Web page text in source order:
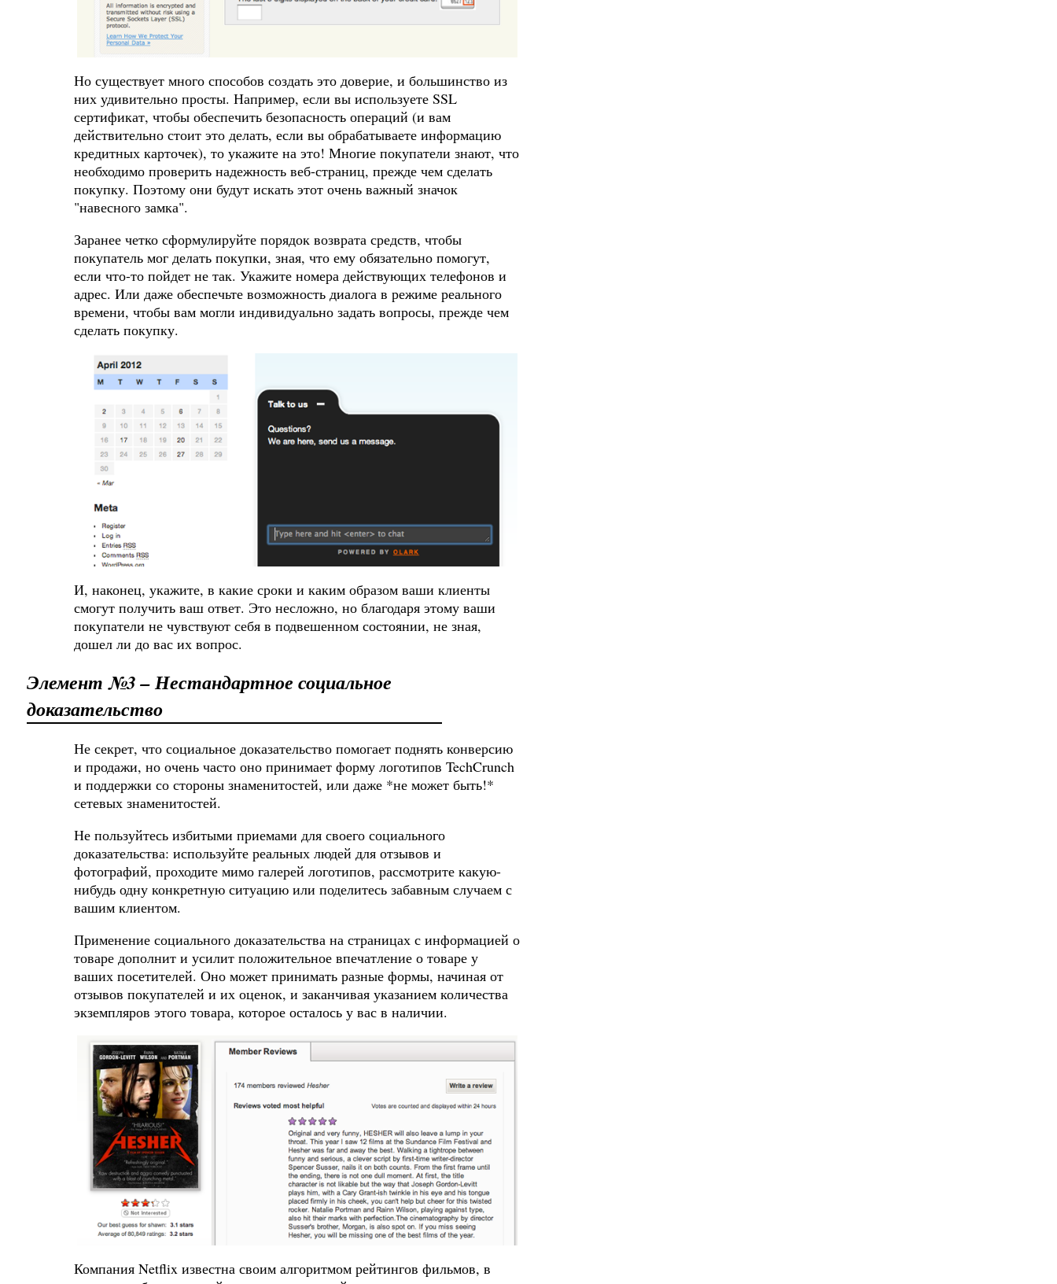
Но существует много способов создать это доверие, и большинство из
них удивительно просты. Например, если вы используете SSL
сертификат, чтобы обеспечить безопасность операций (и вам
действительно стоит это делать, если вы обрабатываете информацию
кредитных карточек), то укажите на это! Многие покупатели знают, что
необходимо проверить надежность веб-страниц, прежде чем сделать
покупку. Поэтому они будут искать этот очень важный значок
"навесного замка".
Заранее четко сформулируйте порядок возврата средств, чтобы
покупатель мог делать покупки, зная, что ему обязательно помогут,
если что-то пойдет не так. Укажите номера действующих телефонов и
адрес. Или даже обеспечьте возможность диалога в режиме реального
времени, чтобы вам могли индивидуально задать вопросы, прежде чем
сделать покупку.
И, наконец, укажите, в какие сроки и каким образом ваши клиенты
смогут получить ваш ответ. Это несложно, но благодаря этому ваши
покупатели не чувствуют себя в подвешенном состоянии, не зная,
дошел ли до вас их вопрос.
Элемент №3 – Нестандартное социальное
доказательство
Не секрет, что социальное доказательство помогает поднять конверсию
и продажи, но очень часто оно принимает форму логотипов TechCrunch
и поддержки со стороны знаменитостей, или даже *не может быть!*
сетевых знаменитостей.
Не пользуйтесь избитыми приемами для своего социального
доказательства: используйте реальных людей для отзывов и
фотографий, проходите мимо галерей логотипов, рассмотрите какую-
нибудь одну конкретную ситуацию или поделитесь забавным случаем с
вашим клиентом.
Применение социального доказательства на страницах с информацией о
товаре дополнит и усилит положительное впечатление о товаре у
ваших посетителей. Оно может принимать разные формы, начиная от
отзывов покупателей и их оценок, и заканчивая указанием количества
экземпляров этого товара, которое осталось у вас в наличии.
Компания Netflix известна своим алгоритмом рейтингов фильмов, в